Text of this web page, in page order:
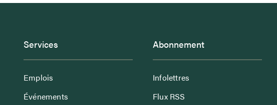
Services
Emplois
Événements
Abonnement
Infolettres
Flux RSS